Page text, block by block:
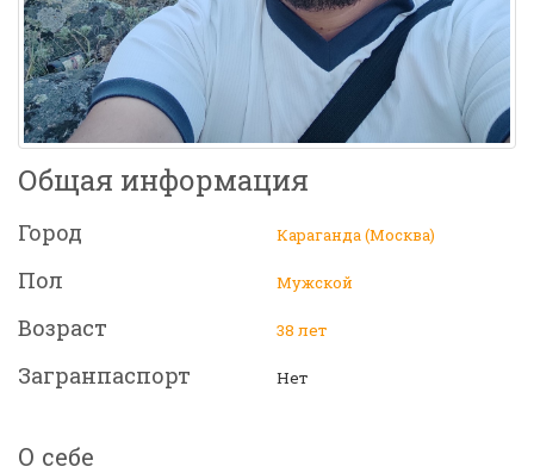
Общая информация
Город Караганда (Москва)
Пол Мужской
Возраст 38 лет
Загранпаспорт Нет
О себе